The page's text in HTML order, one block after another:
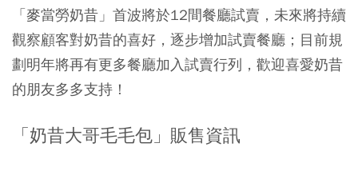
「麥當勞奶昔」首波將於12間餐廳試賣 ，未來將持續
觀察顧客對奶昔的喜好，逐步增加試賣餐廳；目前規
劃明年將再有更多餐廳加入試賣行列，歡迎喜愛奶昔
的朋友多多支持！
「奶昔大哥毛毛包」販售資訊